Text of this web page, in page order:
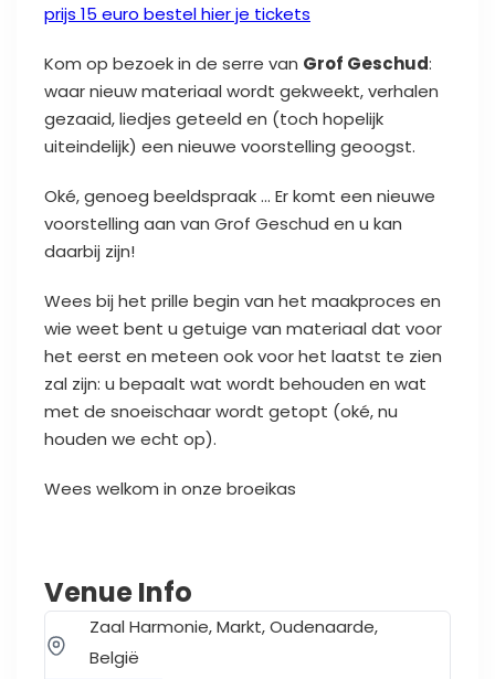
prijs 15 euro bestel hier je tickets
Kom op bezoek in de serre van Grof Geschud:
waar nieuw materiaal wordt gekweekt, verhalen
gezaaid, liedjes geteeld en (toch hopelijk
uiteindelijk) een nieuwe voorstelling geoogst.
Oké, genoeg beeldspraak … Er komt een nieuwe
voorstelling aan van Grof Geschud en u kan
daarbij zijn!
Wees bij het prille begin van het maakproces en
wie weet bent u getuige van materiaal dat voor
het eerst en meteen ook voor het laatst te zien
zal zijn: u bepaalt wat wordt behouden en wat
met de snoeischaar wordt getopt (oké, nu
houden we echt op).
Wees welkom in onze broeikas
Venue Info
Zaal Harmonie, Markt, Oudenaarde,
België